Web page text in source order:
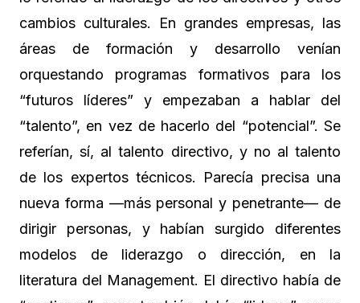
cambios culturales. En grandes empresas, las
áreas de formación y desarrollo venían
orquestando programas formativos para los
“futuros líderes” y empezaban a hablar del
“talento”, en vez de hacerlo del “potencial”. Se
referían, sí, al talento directivo, y no al talento
de los expertos técnicos. Parecía precisa una
nueva forma —más personal y penetrante— de
dirigir personas, y habían surgido diferentes
modelos de liderazgo o dirección, en la
literatura del Management. El directivo había de